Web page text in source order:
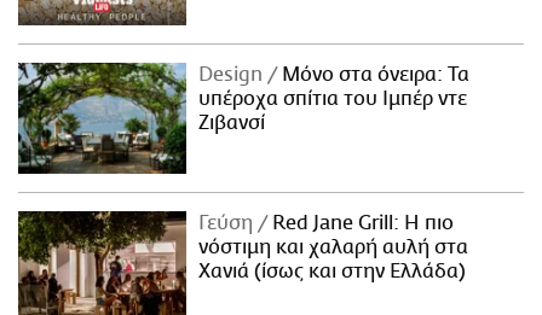
Design
Μόνο στα όνειρα: Τα
υπέροχα σπίτια του Ιμπέρ ντε
Ζιβανσί
Γεύση
Red Jane Grill: Η πιο
νόστιμη και χαλαρή αυλή στα
Χανιά (ίσως και στην Ελλάδα)